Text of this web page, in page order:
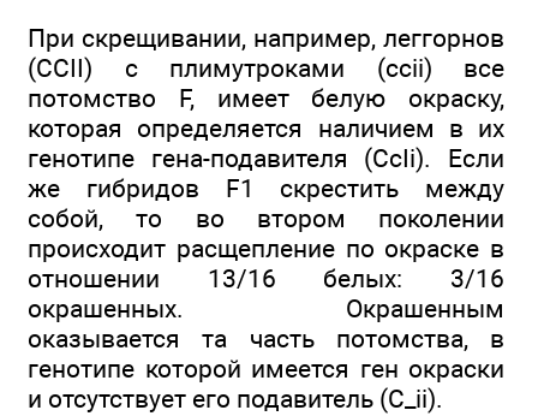
При скрещивании, например, леггорнов
(CCII) с плимутроками (ccii) все
потомство F, имеет белую окраску,
которая определяется наличием в их
генотипе гена-подавителя (CcIi). Если
же гибридов F1 скрестить между
собой, то во втором поколении
происходит расщепление по окраске в
отношении 13/16 белых: 3/16
окрашенных. Окрашенным
оказывается та часть потомства, в
генотипе которой имеется ген окраски
и отсутствует его подавитель (C_ii).